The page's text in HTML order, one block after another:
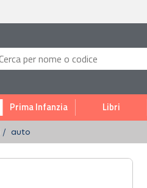
Prima Infanzia Libri
auto